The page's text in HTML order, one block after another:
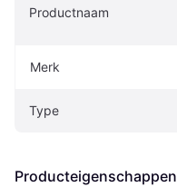
Productnaam
Merk
Type
Producteigenschappen